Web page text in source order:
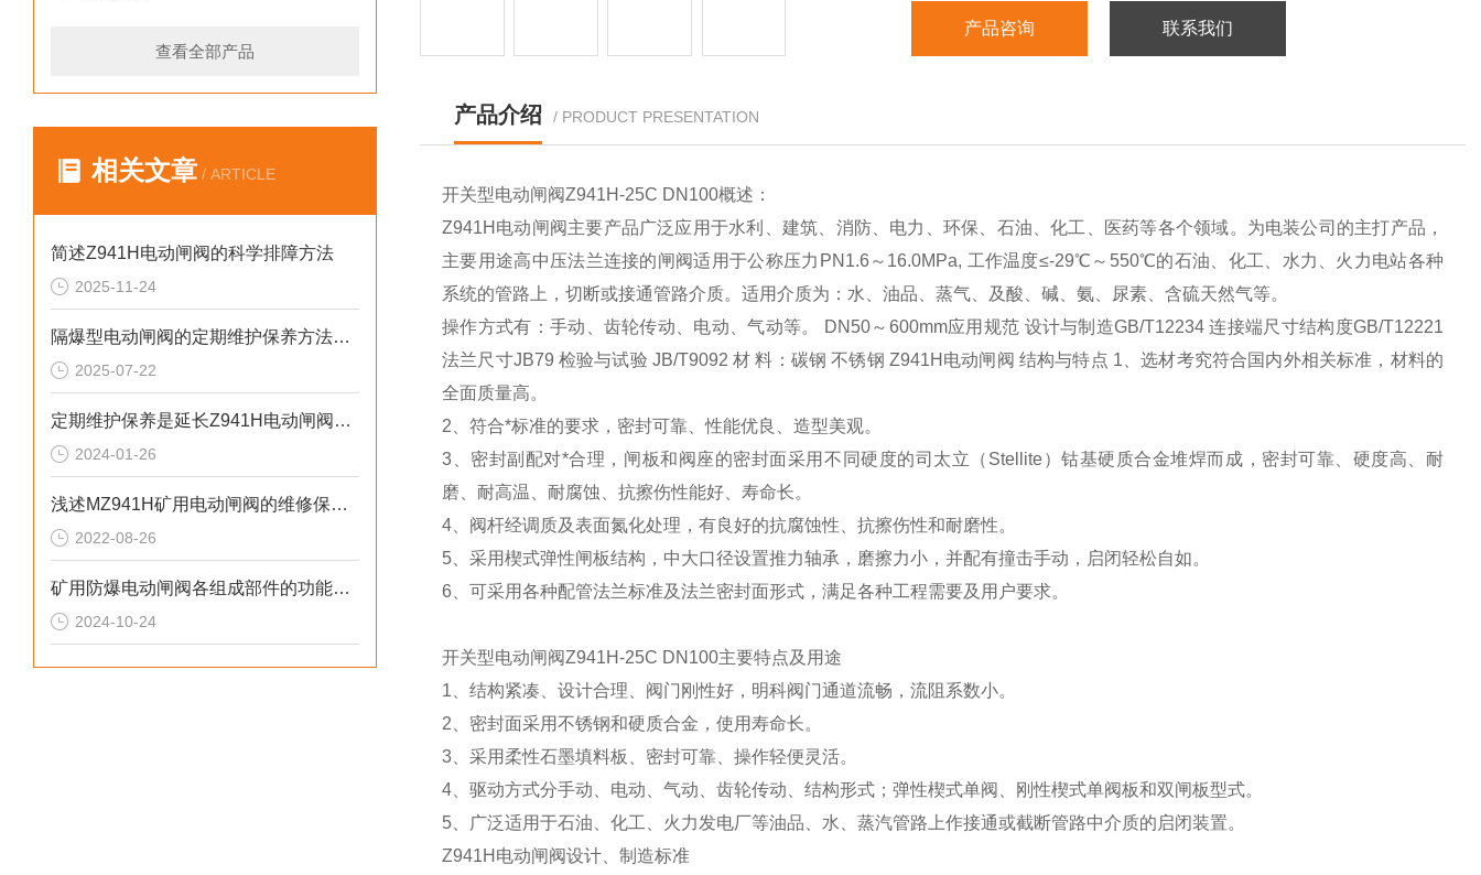
查看全部产品
相关文章 / ARTICLE
简述Z941H电动闸阀的科学排障方法
2025-11-24
隔爆型电动闸阀的定期维护保养方法介绍
2025-07-22
定期维护保养是延长Z941H电动闸阀使用寿命关键因素
2024-01-26
浅述MZ941H矿用电动闸阀的维修保养方法
2022-08-26
矿用防爆电动闸阀各组成部件的功能特点介绍
2024-10-24
产品咨询 联系我们
产品介绍 / PRODUCT PRESENTATION
开关型电动闸阀Z941H-25C DN100概述：
Z941H电动闸阀主要产品广泛应用于水利、建筑、消防、电力、环保、石油、化工、医药等各个领域。为电装公司的主打产品，
主要用途高中压法兰连接的闸阀适用于公称压力PN1.6～16.0MPa, 工作温度≤-29℃～550℃的石油、化工、水力、火力电站各种
系统的管路上，切断或接通管路介质。适用介质为：水、油品、蒸气、及酸、碱、氨、尿素、含硫天然气等。
操作方式有：手动、齿轮传动、电动、气动等。 DN50～600mm应用规范 设计与制造GB/T12234 连接端尺寸结构度GB/T12221
法兰尺寸JB79 检验与试验 JB/T9092 材 料：碳钢 不锈钢 Z941H电动闸阀 结构与特点 1、选材考究符合国内外相关标准，材料的
全面质量高。
2、符合*标准的要求，密封可靠、性能优良、造型美观。
3、密封副配对*合理，闸板和阀座的密封面采用不同硬度的司太立（Stellite）钴基硬质合金堆焊而成，密封可靠、硬度高、耐
磨、耐高温、耐腐蚀、抗擦伤性能好、寿命长。
4、阀杆经调质及表面氮化处理，有良好的抗腐蚀性、抗擦伤性和耐磨性。
5、采用楔式弹性闸板结构，中大口径设置推力轴承，磨擦力小，并配有撞击手动，启闭轻松自如。
6、可采用各种配管法兰标准及法兰密封面形式，满足各种工程需要及用户要求。
开关型电动闸阀Z941H-25C DN100主要特点及用途
1、结构紧凑、设计合理、阀门刚性好，明科阀门通道流畅，流阻系数小。
2、密封面采用不锈钢和硬质合金，使用寿命长。
3、采用柔性石墨填料板、密封可靠、操作轻便灵活。
4、驱动方式分手动、电动、气动、齿轮传动、结构形式；弹性楔式单阀、刚性楔式单阀板和双闸板型式。
5、广泛适用于石油、化工、火力发电厂等油品、水、蒸汽管路上作接通或截断管路中介质的启闭装置。
Z941H电动闸阀设计、制造标准